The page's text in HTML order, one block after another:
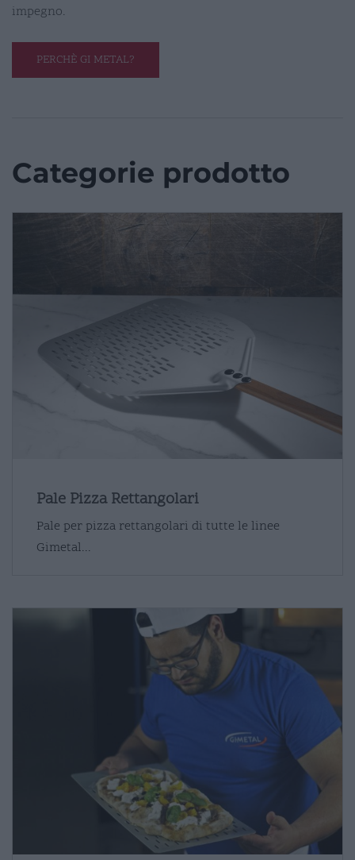
impegno.
PERCHÈ GI METAL?
Categorie prodotto
Pale Pizza Rettangolari
Pale per pizza rettangolari di tutte le linee
Gimetal...